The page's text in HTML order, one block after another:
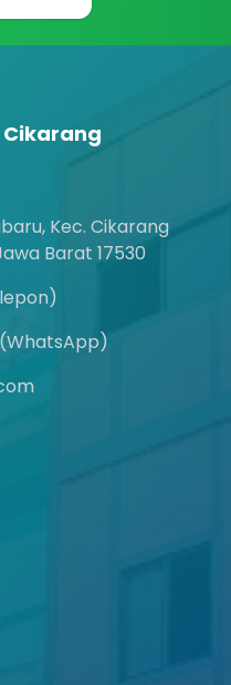
Cikarang
Kec. Cikarang
Barat 17530